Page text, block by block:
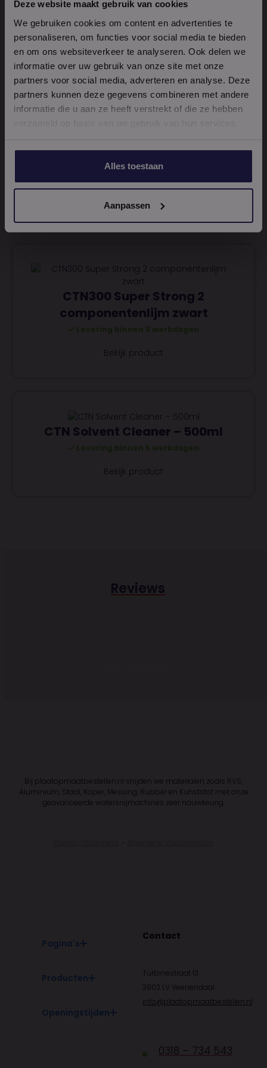
Deze website maakt gebruik van cookies
We gebruiken cookies om content en advertenties te
personaliseren, om functies voor social media te bieden
en om ons websiteverkeer te analyseren. Ook delen we
informatie over uw gebruik van onze site met onze
partners voor social media, adverteren en analyse. Deze
partners kunnen deze gegevens combineren met andere
informatie die u aan ze heeft verstrekt of die ze hebben
Alles toestaan
Aanpassen
CTN Anti Roest Primer – 400ml
Levering binnen 5 werkdagen
Bekijk product
Kitpistool Zwart
Levering binnen 5 werkdagen
Bekijk product
CTN300 Super Strong 2
componentenlijm zwart
Bekijk product
CTN Solvent Cleaner – 500ml
Bekijk product
Reviews
Bij plaatopmaatbestellen.nl snijden we materialen zoals RVS,
Aluminium, Staal, Koper, Messing, Rubber en Kunststof met onze
geavanceerde watersnijmachines zeer nauwkeurig.
Pagina's
Producten
Openingstijden
Contact
Turbinestraat 13
3903 LV Veenendaal
info@plaatopmaatbestellen.nl
0318 – 734 543